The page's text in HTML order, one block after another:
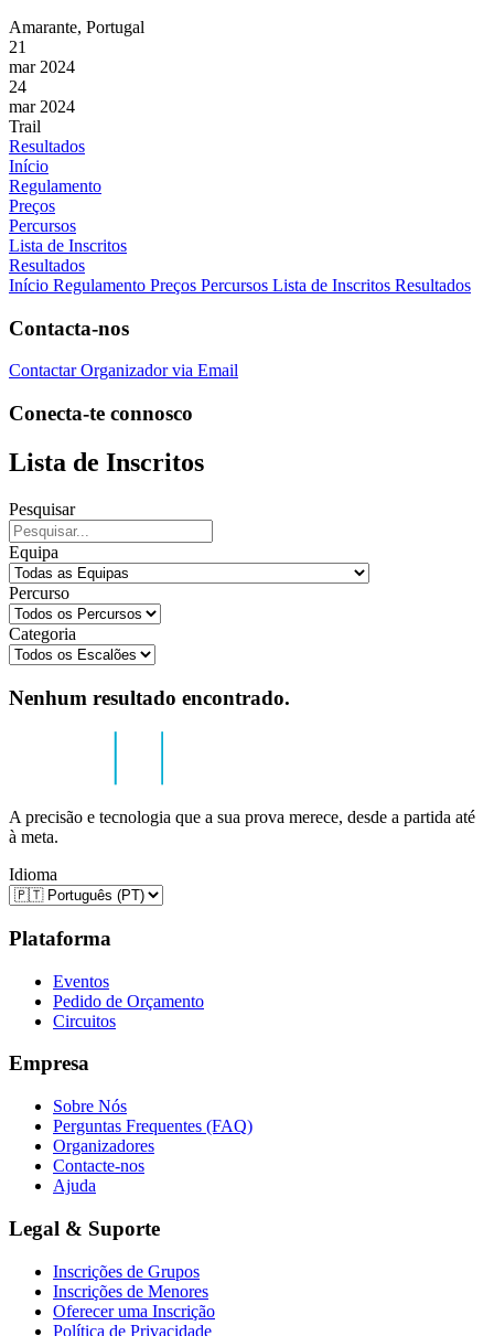
Amarante, Portugal
21
mar 2024
24
mar 2024
Trail
Resultados
Início
Regulamento
Preços
Percursos
Lista de Inscritos
Resultados
Início Regulamento Preços Percursos Lista de Inscritos Resultados
Contacta-nos
Contactar Organizador via Email
Conecta-te connosco
Lista de Inscritos
Pesquisar
Equipa
Percurso
Categoria
Nenhum resultado encontrado.
A precisão e tecnologia que a sua prova merece, desde a partida até
à meta.
Idioma
Plataforma
Eventos
Pedido de Orçamento
Circuitos
Empresa
Sobre Nós
Perguntas Frequentes (FAQ)
Organizadores
Contacte-nos
Ajuda
Legal & Suporte
Inscrições de Grupos
Inscrições de Menores
Oferecer uma Inscrição
Política de Privacidade